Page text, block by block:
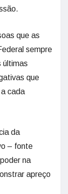
que as
sempre
últimas
que
cada
da
– fonte
na
apreço